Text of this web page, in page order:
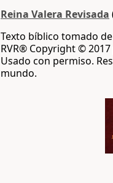
Reina Valera Revisada
Texto bíblico tomado
RVR® Copyright ©
Usado con permiso.
mundo.